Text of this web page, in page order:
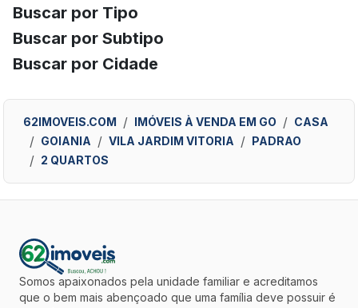
Buscar por Tipo
Buscar por Subtipo
Buscar por Cidade
62IMOVEIS.COM IMÓVEIS À VENDA EM GO
CASA
GOIANIA
VILA JARDIM VITORIA
PADRAO
2 QUARTOS
Somos apaixonados pela unidade familiar e acreditamos
que o bem mais abençoado que uma família deve possuir é